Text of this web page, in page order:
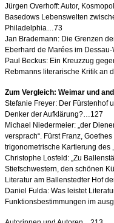
Jürgen Overhoff: Autor,
Basedows Lebenswelten
Philadelphia…73
Jan Brademann: Die Grenzen
Eberhard de Marées im
Paul Beckus: Ein Kreuzzug
Rebmanns literarische Kritik an
Zum Vergleich: Weimar und
Stefanie Freyer: Der Fürstenhof
Denker der Aufklärung?…127
Michael Niedermeier: „der
versprach“. Fürst Franz,
trigonometrische Kartierung des
Christophe Losfeld: „Zu
Stiefschwestern, den schönen
Literatur am Ballenstedter Hof
Daniel Fulda: Was leistet
Funktionsbestimmungen im